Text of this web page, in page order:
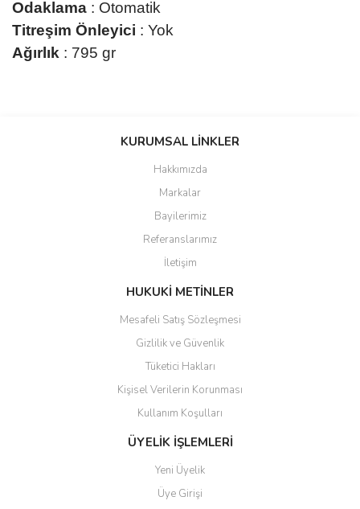
Odaklama : Otomatik
Titreşim Önleyici : Yok
Ağırlık : 795 gr
tarafımıza iletebilirsiniz.
Ürün resmi kalitesiz, bozuk veya görüntülenemiyor.
Ürün açıklamasında eksik bilgiler bulunuyor.
Ürün bilgilerinde hatalar bulunuyor.
Ürün fiyatı diğer sitelerden daha pahalı.
Bu ürüne benzer farklı alternatifler olmalı.
Gönder
KURUMSAL LİNKLER
Hakkımızda
Markalar
Bayilerimiz
Referanslarımız
İletişim
HUKUKİ METİNLER
Mesafeli Satış Sözleşmesi
Gizlilik ve Güvenlik
Tüketici Hakları
Kişisel Verilerin Korunması
Kullanım Koşulları
ÜYELİK İŞLEMLERİ
Yeni Üyelik
Üye Girişi